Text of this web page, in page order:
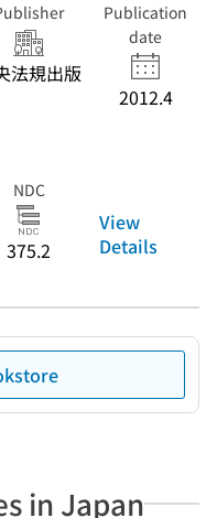
法規出版
Publication
date
2012.4
NDC
375.2
View
Details
in Japan